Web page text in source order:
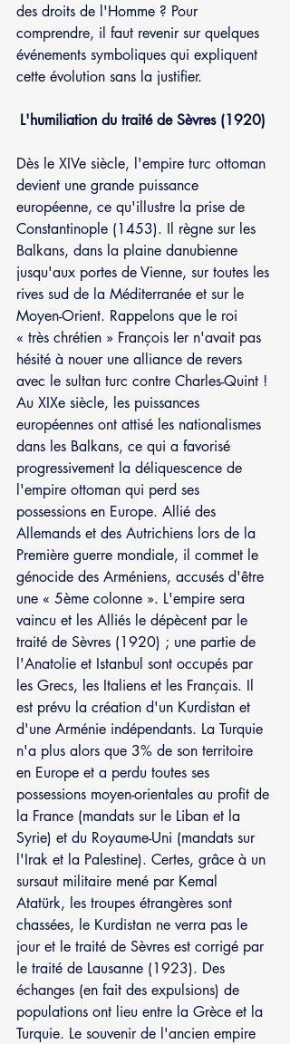
des droits de l'Homme ? Pour
comprendre, il faut revenir sur quelques
événements symboliques qui expliquent
cette évolution sans la justifier.
L'humiliation du traité de Sèvres (1920)
Dès le XIVe siècle, l'empire turc ottoman
devient une grande puissance
européenne, ce qu'illustre la prise de
Constantinople (1453). Il règne sur les
Balkans, dans la plaine danubienne
jusqu'aux portes de Vienne, sur toutes les
rives sud de la Méditerranée et sur le
Moyen-Orient. Rappelons que le roi
« très chrétien » François Ier n'avait pas
hésité à nouer une alliance de revers
avec le sultan turc contre Charles-Quint !
Au XIXe siècle, les puissances
européennes ont attisé les nationalismes
dans les Balkans, ce qui a favorisé
progressivement la déliquescence de
l'empire ottoman qui perd ses
possessions en Europe. Allié des
Allemands et des Autrichiens lors de la
Première guerre mondiale, il commet le
génocide des Arméniens, accusés d'être
une « 5ème colonne ». L'empire sera
vaincu et les Alliés le dépècent par le
traité de Sèvres (1920) ; une partie de
l'Anatolie et Istanbul sont occupés par
les Grecs, les Italiens et les Français. Il
est prévu la création d'un Kurdistan et
d'une Arménie indépendants. La Turquie
n'a plus alors que 3% de son territoire
en Europe et a perdu toutes ses
possessions moyen-orientales au profit de
la France (mandats sur le Liban et la
Syrie) et du Royaume-Uni (mandats sur
l'Irak et la Palestine). Certes, grâce à un
sursaut militaire mené par Kemal
Atatürk, les troupes étrangères sont
chassées, le Kurdistan ne verra pas le
jour et le traité de Sèvres est corrigé par
le traité de Lausanne (1923). Des
échanges (en fait des expulsions) de
populations ont lieu entre la Grèce et la
Turquie. Le souvenir de l'ancien empire